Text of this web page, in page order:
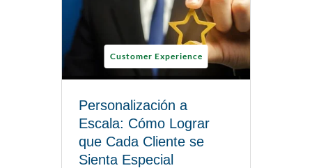
Customer Experience
Personalización a
Escala: Cómo Lograr
que Cada Cliente se
Sienta Especial